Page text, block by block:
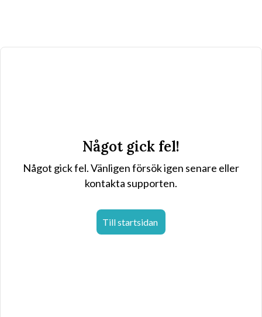
Något gick fel!
Något gick fel. Vänligen försök igen senare eller
kontakta supporten.
Till startsidan